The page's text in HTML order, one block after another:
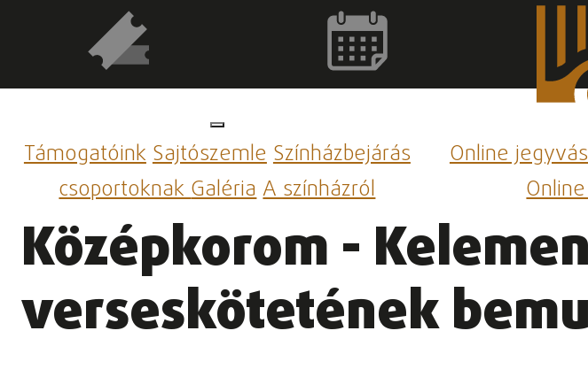
TámogatóinkSajtószemleSzínházbejárás
csoportoknakGalériaA színházról
Online
Középkorom -
verseskötetének